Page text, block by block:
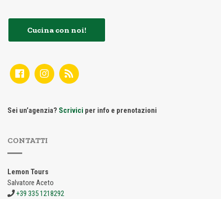
Cucina con noi!
Sei un’agenzia? Scrivici per info e prenotazioni
CONTATTI
Lemon Tours
Salvatore Aceto
+39 335 1218292